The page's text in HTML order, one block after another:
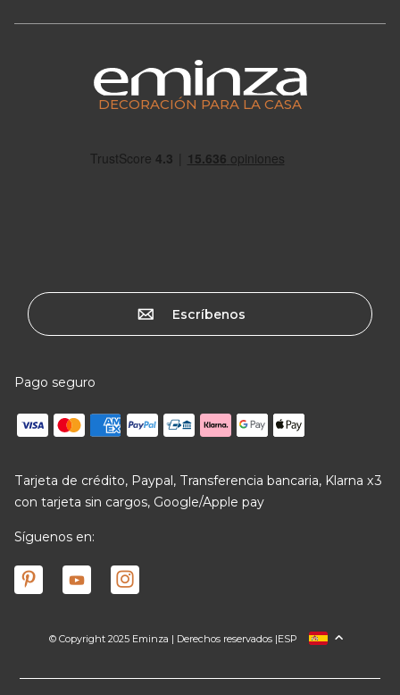
DECORACIÓN PARA LA CASA
Escríbenos
Pago seguro
Tarjeta de crédito, Paypal, Transferencia bancaria, Klarna x3
con tarjeta sin cargos, Google/Apple pay
Síguenos en:
© Copyright 2025 Eminza | Derechos reservados |
FRANCIAESP